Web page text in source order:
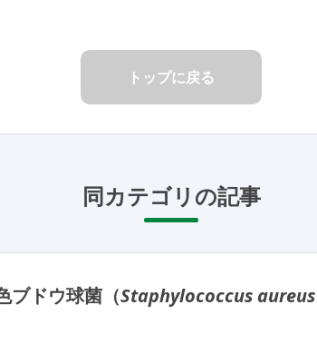
トップに戻る
同カテゴリの記事
ブドウ球菌（Staphylococcus aureus